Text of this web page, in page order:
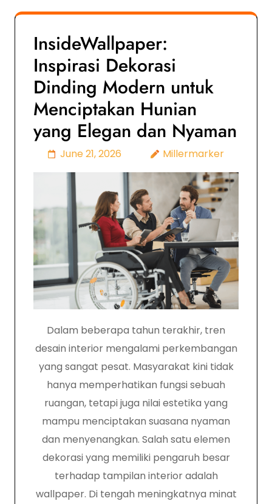
InsideWallpaper:
Inspirasi Dekorasi
Dinding Modern untuk
Menciptakan Hunian
yang Elegan dan Nyaman
June 21, 2026 Millermarker
Dalam beberapa tahun terakhir, tren
desain interior mengalami perkembangan
yang sangat pesat. Masyarakat kini tidak
hanya memperhatikan fungsi sebuah
ruangan, tetapi juga nilai estetika yang
mampu menciptakan suasana nyaman
dan menyenangkan. Salah satu elemen
dekorasi yang memiliki pengaruh besar
terhadap tampilan interior adalah
wallpaper. Di tengah meningkatnya minat